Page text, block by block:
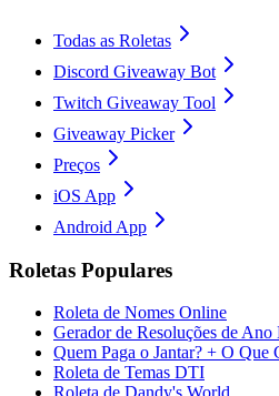
Todas as Roletas
Discord Giveaway Bot
Twitch Giveaway Tool
Giveaway Picker
Preços
iOS App
Android App
Roletas Populares
Roleta de Nomes Online
Gerador de Resoluções de
Quem Paga o Jantar? + O Que
Roleta de Temas DTI